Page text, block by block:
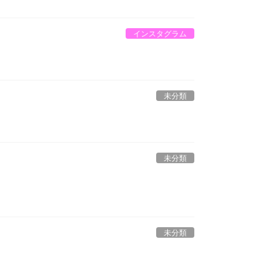
インスタグラム
未分類
未分類
未分類